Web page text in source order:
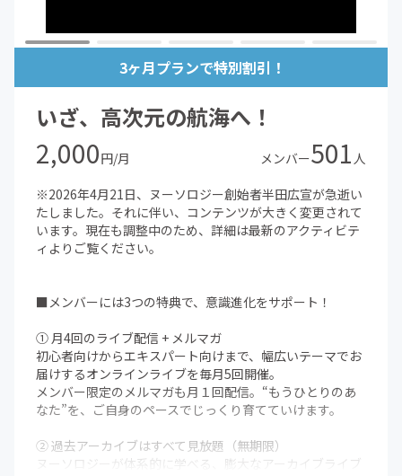
3ヶ月プランで特別割引！
いざ、高次元の航海へ！
2,000円/月 メンバー501 人
※2026年4月21日、ヌーソロジー創始者半田広宣が急逝い
たしました。それに伴い、コンテンツが大きく変更されて
います。現在も調整中のため、詳細は最新のアクティビテ
ィよりご覧ください。
■メンバーには3つの特典で、意識進化をサポート！
① 月4回のライブ配信 + メルマガ
初心者向けからエキスパート向けまで、幅広いテーマでお
届けするオンラインライブを毎月5回開催。
メンバー限定のメルマガも月１回配信。“もうひとりのあ
なた”を、ご自身のペースでじっくり育てていけます。
② 過去アーカイブはすべて見放題（無期限）
ヌーソロジーが体系的に学べる、膨大なアーカイブライブ